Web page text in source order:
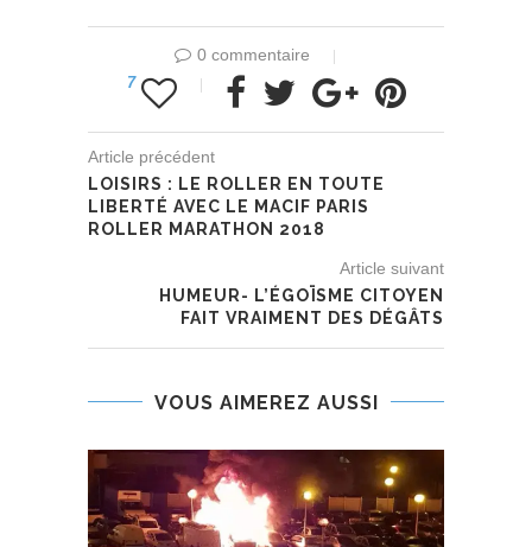
0 commentaire
7
Article précédent
LOISIRS : LE ROLLER EN TOUTE
LIBERTÉ AVEC LE MACIF PARIS
ROLLER MARATHON 2018
Article suivant
HUMEUR- L’ÉGOÏSME CITOYEN
FAIT VRAIMENT DES DÉGÂTS
VOUS AIMEREZ AUSSI